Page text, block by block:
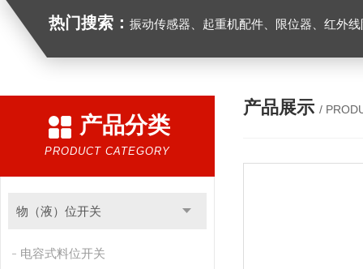
热门搜索： 振动传感器、起重机配件、限位器、红外线防撞器
产品分类
PRODUCT CATEGORY
物（液）位开关
电容式料位开关
产品展示 /